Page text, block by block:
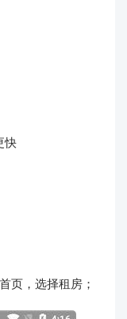
快
页，选择租房；